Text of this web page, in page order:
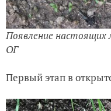
Появление настоящих
ОГ
Первый этап в